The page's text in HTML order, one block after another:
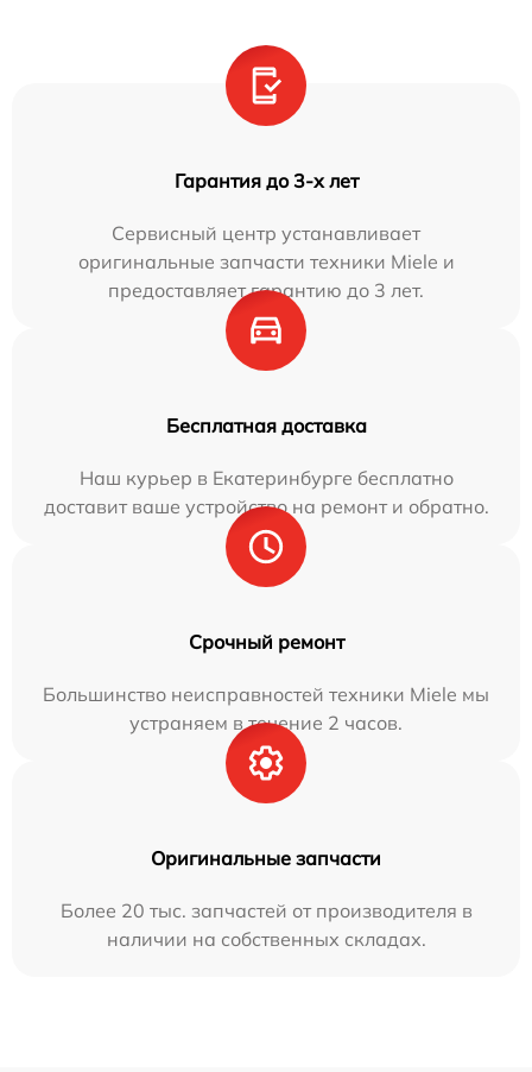
Гарантия до 3-х лет
Сервисный центр устанавливает
оригинальные запчасти техники Miele и
предоставляет гарантию до 3 лет.
Бесплатная доставка
Наш курьер в Екатеринбурге бесплатно
доставит ваше устройство на ремонт и обратно.
Срочный ремонт
Большинство неисправностей техники Miele мы
устраняем в течение 2 часов.
Оригинальные запчасти
Более 20 тыс. запчастей от производителя в
наличии на собственных складах.